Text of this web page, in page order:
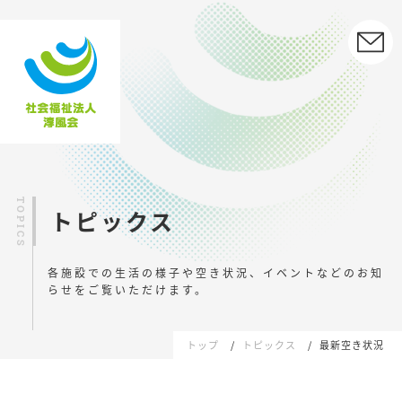
トピックス
各施設での生活の様子や空き状況、イベントなどの お知
らせをご覧いただけます。
トップ トピックス 最新空き状況